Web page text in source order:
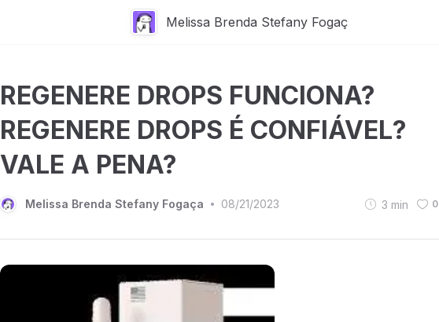
Melissa Brenda Stefany Fogaç
REGENERE DROPS FUNCIONA?
REGENERE DROPS É CONFIÁVEL?
VALE A PENA?
Melissa Brenda Stefany Fogaça • 08/21/2023 3 min 0